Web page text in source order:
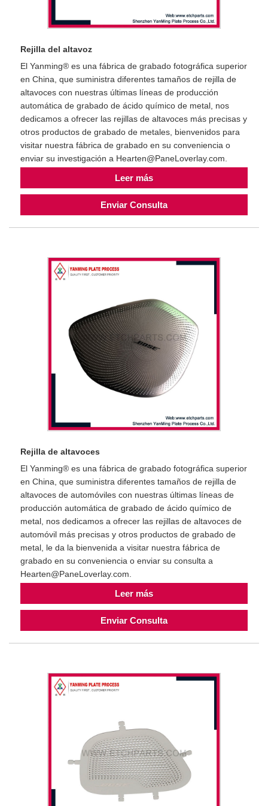
Rejilla del altavoz
El Yanming® es una fábrica de grabado fotográfica superior
en China, que suministra diferentes tamaños de rejilla de
altavoces con nuestras últimas líneas de producción
automática de grabado de ácido químico de metal, nos
dedicamos a ofrecer las rejillas de altavoces más precisas y
otros productos de grabado de metales, bienvenidos para
visitar nuestra fábrica de grabado en su conveniencia o
enviar su investigación a Hearten@PaneLoverlay.com.
Leer más
Enviar Consulta
Rejilla de altavoces
El Yanming® es una fábrica de grabado fotográfica superior
en China, que suministra diferentes tamaños de rejilla de
altavoces de automóviles con nuestras últimas líneas de
producción automática de grabado de ácido químico de
metal, nos dedicamos a ofrecer las rejillas de altavoces de
automóvil más precisas y otros productos de grabado de
metal, le da la bienvenida a visitar nuestra fábrica de
grabado en su conveniencia o enviar su consulta a
Hearten@PaneLoverlay.com.
Leer más
Enviar Consulta